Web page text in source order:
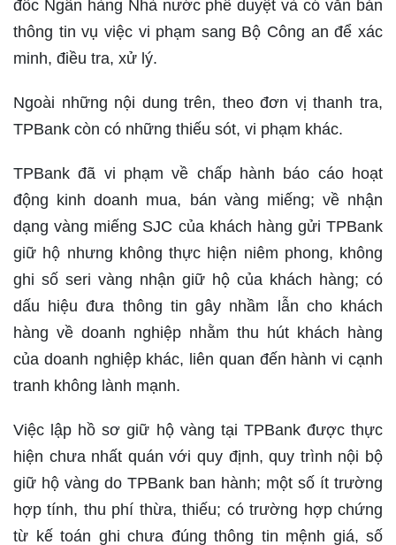
đốc Ngân hàng Nhà nước phê duyệt và có văn bản
thông tin vụ việc vi phạm sang Bộ Công an để xác
minh, điều tra, xử lý.
Ngoài những nội dung trên, theo đơn vị thanh tra,
TPBank còn có những thiếu sót, vi phạm khác.
TPBank đã vi phạm về chấp hành báo cáo hoạt
động kinh doanh mua, bán vàng miếng; về nhận
dạng vàng miếng SJC của khách hàng gửi TPBank
giữ hộ nhưng không thực hiện niêm phong, không
ghi số seri vàng nhận giữ hộ của khách hàng; có
dấu hiệu đưa thông tin gây nhầm lẫn cho khách
hàng về doanh nghiệp nhằm thu hút khách hàng
của doanh nghiệp khác, liên quan đến hành vi cạnh
tranh không lành mạnh.
Việc lập hồ sơ giữ hộ vàng tại TPBank được thực
hiện chưa nhất quán với quy định, quy trình nội bộ
giữ hộ vàng do TPBank ban hành; một số ít trường
hợp tính, thu phí thừa, thiếu; có trường hợp chứng
từ kế toán ghi chưa đúng thông tin mệnh giá, số